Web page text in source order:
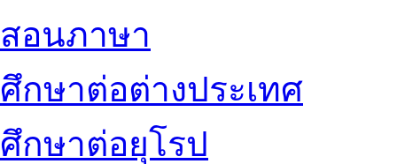
สอนภาษา
ศึกษาต่อต่างประเทศ
ศึกษาต่อยุโรป